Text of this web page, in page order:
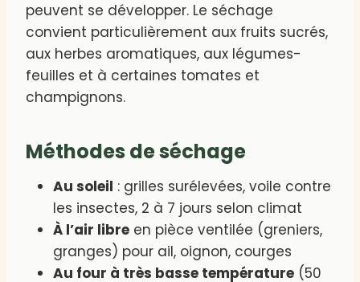
peuvent se développer. Le séchage
convient particulièrement aux fruits sucrés,
aux herbes aromatiques, aux légumes-
feuilles et à certaines tomates et
champignons.
Méthodes de séchage
Au soleil : grilles surélevées, voile contre
les insectes, 2 à 7 jours selon climat
À l’air libre en pièce ventilée (greniers,
granges) pour ail, oignon, courges
Au four à très basse température (50